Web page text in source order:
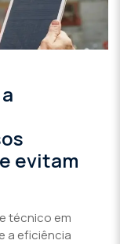
evitam
técnico em
a eficiência